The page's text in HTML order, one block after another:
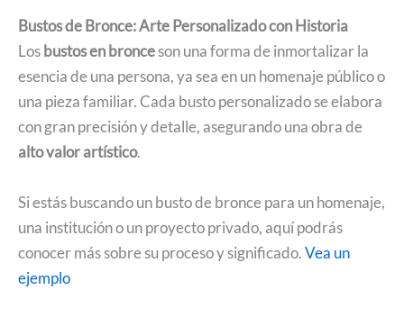
Bustos de Bronce: Arte Personalizado con Historia
Losbustos en bronceson una forma de inmortalizar la
esencia de una persona, ya sea en un homenaje público o
una pieza familiar. Cada busto personalizado se elabora
con gran precisión y detalle, asegurando una obra de
alto valor artístico.
Si estás buscando un busto de bronce para un homenaje,
una institución o un proyecto privado, aquí podrás
conocer más sobre su proceso y significado.Vea un
ejemplo